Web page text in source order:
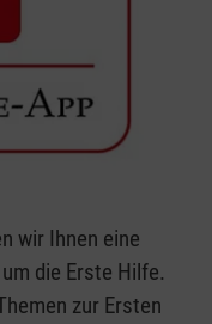
wir Ihnen eine
die Erste Hilfe.
zur Ersten